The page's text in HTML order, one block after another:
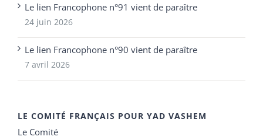
Le lien Francophone n°91 vient de paraître
24 juin 2026
Le lien Francophone n°90 vient de paraître
7 avril 2026
LE COMITÉ FRANÇAIS POUR YAD VASHEM
Le Comité